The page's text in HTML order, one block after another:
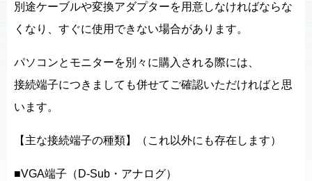
別途ケーブルや変換アダプターを用意しなければならな
くなり、すぐに使用できない場合があります。
パソコンとモニターを別々に購入される際には、
接続端子につきましても併せてご確認いただければと思
います。
【主な接続端子の種類】（これ以外にも存在します）
■VGA端子（D-Sub・アナログ）